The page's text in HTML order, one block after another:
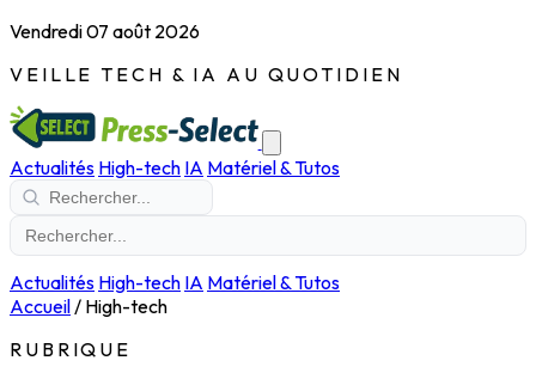
Vendredi 07 août 2026
VEILLE TECH & IA AU QUOTIDIEN
Actualités High-tech IA Matériel & Tutos
Actualités High-tech IA Matériel & Tutos
Accueil/ High-tech
RUBRIQUE